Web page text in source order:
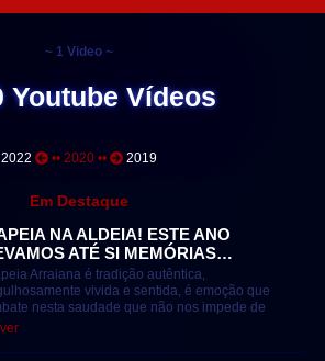
~ 1 Video ~
Youtube Vídeos
2022 •• 2020 •• 2019
Em Destaque
NA ALDEIA! ESTE ANO
ATÉ SI MEMÓRIAS…
Arraiana é tradição autêntica,
vivida e sentida, é emoção que
nesta saudade que não nos impede de
Este...
ver